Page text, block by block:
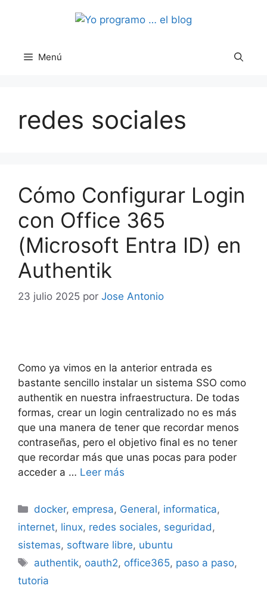
Menú
redes sociales
Cómo Configurar Login
con Office 365
(Microsoft Entra ID) en
Authentik
23 julio 2025 por Jose Antonio
Como ya vimos en la anterior entrada es
bastante sencillo instalar un sistema SSO como
authentik en nuestra infraestructura. De todas
formas, crear un login centralizado no es más
que una manera de tener que recordar menos
contraseñas, pero el objetivo final es no tener
que recordar más que unas pocas para poder
acceder a … Leer más
Categorías
docker, empresa, General, informatica,
internet, linux, redes sociales, seguridad,
sistemas, software libre, ubuntu
Etiquetas
authentik, oauth2, office365, paso a paso,
tutoria